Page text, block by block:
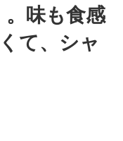
味も食感
て、シャ